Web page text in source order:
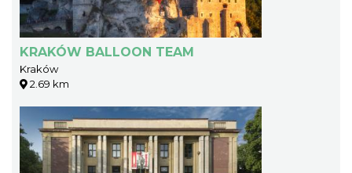
KRAKÓW BALLOON TEAM
Kraków
2.69 km